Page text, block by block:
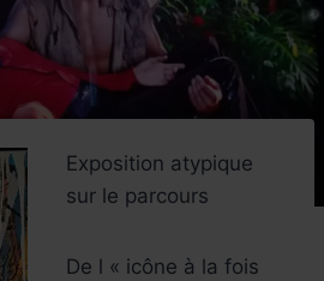
Exposition atypique
sur le parcours
De l « icône à la fois